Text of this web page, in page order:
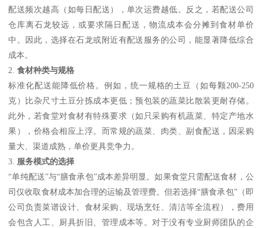
配送频次越高（如每日配送），单次运费越低。反之，若配送公司
仓库离石龙较远，或要求隔日配送，物流成本会分摊到食材单价
中。因此，选择在石龙或附近有配送服务的公司，能显著降低综合
成本。
2.食材种类与规格
标准化配送能降低价格。例如，统一规格的土豆（如每颗200-250
克）比杂尺寸土豆分拣成本更低；预包装的蔬菜比散装更耐存储。
此外，若食堂对食材有特殊要求（如只采购有机蔬菜、特定产地水
果），价格会相应上浮。而常规的蔬菜、肉类、副食配送，因采购
量大、渠道成熟，单价更具竞争力。
3. 服务模式的选择
“单纯配送”与“膳食承包”成本差异明显。如果食堂只需配送食材，公
司仅收取食材成本加合理的运输及管理费。但若选择“膳食承包”（即
公司负责菜谱设计、食材采购、现场烹饪、清洁等全流程），费用
会包含人工、厨具折旧、管理成本等。对于没有专业厨师团队的企